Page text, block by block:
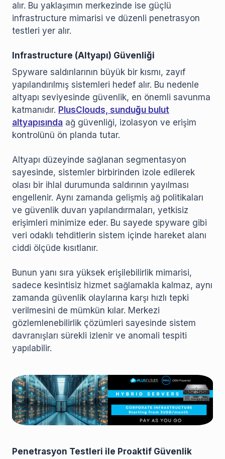
alır. Bu yaklaşımın merkezinde ise güçlü
infrastructure mimarisi ve düzenli penetrasyon
testleri yer alır.
Infrastructure (Altyapı) Güvenliği
Spyware saldırılarının büyük bir kısmı, zayıf
yapılandırılmış sistemleri hedef alır. Bu nedenle
altyapı seviyesinde güvenlik, en önemli savunma
katmanıdır. PlusClouds, sunduğu bulut
altyapısında ağ güvenliği, izolasyon ve erişim
kontrolünü ön planda tutar.
Altyapı düzeyinde sağlanan segmentasyon
sayesinde, sistemler birbirinden izole edilerek
olası bir ihlal durumunda saldırının yayılması
engellenir. Aynı zamanda gelişmiş ağ politikaları
ve güvenlik duvarı yapılandırmaları, yetkisiz
erişimleri minimize eder. Bu sayede spyware gibi
veri odaklı tehditlerin sistem içinde hareket alanı
ciddi ölçüde kısıtlanır.
Bunun yanı sıra yüksek erişilebilirlik mimarisi,
sadece kesintisiz hizmet sağlamakla kalmaz, aynı
zamanda güvenlik olaylarına karşı hızlı tepki
verilmesini de mümkün kılar. Merkezi
gözlemlenebilirlik çözümleri sayesinde sistem
davranışları sürekli izlenir ve anomali tespiti
yapılabilir.
Penetrasyon Testleri ile Proaktif Güvenlik